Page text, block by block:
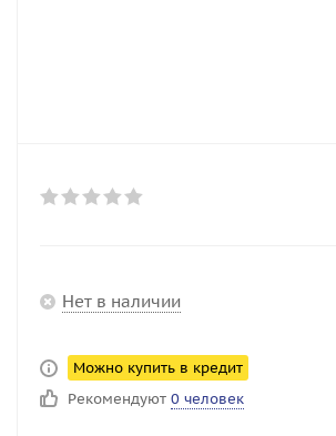
Нет в наличии
Можно купить в кредит
Рекомендуют 0 человек